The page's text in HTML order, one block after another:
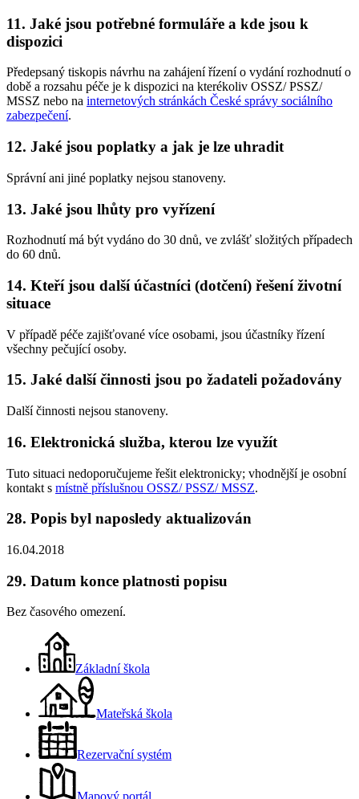
11. Jaké jsou potřebné formuláře a kde jsou k
dispozici
Předepsaný tiskopis návrhu na zahájení řízení o vydání rozhodnutí o
době a rozsahu péče je k dispozici na kterékoliv OSSZ/ PSSZ/
MSSZ nebo na internetových stránkách České správy sociálního
zabezpečení.
12. Jaké jsou poplatky a jak je lze uhradit
Správní ani jiné poplatky nejsou stanoveny.
13. Jaké jsou lhůty pro vyřízení
Rozhodnutí má být vydáno do 30 dnů, ve zvlášť složitých případech
do 60 dnů.
14. Kteří jsou další účastníci (dotčení) řešení životní
situace
V případě péče zajišťované více osobami, jsou účastníky řízení
všechny pečující osoby.
15. Jaké další činnosti jsou po žadateli požadovány
Další činnosti nejsou stanoveny.
16. Elektronická služba, kterou lze využít
Tuto situaci nedoporučujeme řešit elektronicky; vhodnější je osobní
kontakt s místně příslušnou OSSZ/ PSSZ/ MSSZ.
28. Popis byl naposledy aktualizován
16.04.2018
29. Datum konce platnosti popisu
Bez časového omezení.
Základní škola
Mateřská škola
Rezervační systém